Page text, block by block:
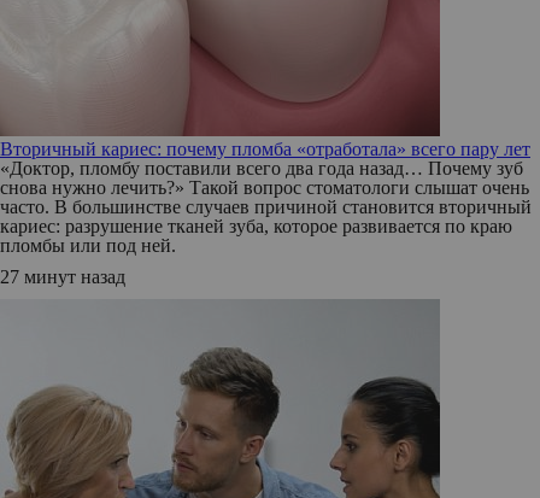
Вторичный кариес: почему пломба «отработала» всего пару лет
«Доктор, пломбу поставили всего два года назад… Почему зуб
снова нужно лечить?» Такой вопрос стоматологи слышат очень
часто. В большинстве случаев причиной становится вторичный
кариес: разрушение тканей зуба, которое развивается по краю
пломбы или под ней.
27 минут назад